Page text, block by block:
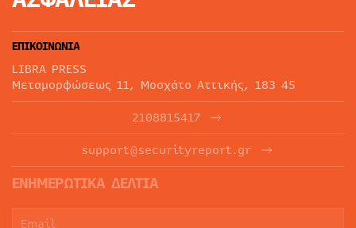
ΕΠΙΚΟΙΝΩΝΙΑ
LIBRA PRESS
Μεταμορφώσεως 11, Μοσχάτο Αττικής, 183 45
2108815417
support@securityreport.gr
ΕΝΗΜΕΡΩΤΙΚΑ ΔΕΛΤΙΑ